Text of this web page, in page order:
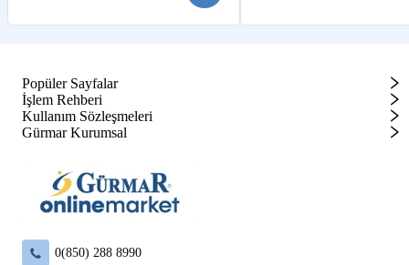
Popüler Sayfalar
İşlem Rehberi
Kullanım Sözleşmeleri
Gürmar Kurumsal
0(850) 288 8990